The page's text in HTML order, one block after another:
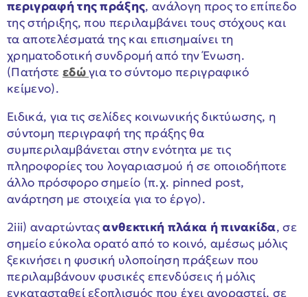
περιγραφή της πράξης, ανάλογη προς το επίπεδο
της στήριξης, που περιλαμβάνει τους στόχους και
τα αποτελέσματά της και επισημαίνει τη
χρηματοδοτική συνδρομή από την Ένωση.
(Πατήστε εδώγια το σύντομο περιγραφικό
κείμενο).
Ειδικά, για τις σελίδες κοινωνικής δικτύωσης, η
σύντομη περιγραφή της πράξης θα
συμπεριλαμβάνεται στην ενότητα με τις
πληροφορίες του λογαριασμού ή σε οποιοδήποτε
άλλο πρόσφορο σημείο (π.χ. pinned post,
ανάρτηση με στοιχεία για το έργο).
2iii) αναρτώνταςανθεκτική πλάκα ή πινακίδα, σε
σημείο εύκολα ορατό από το κοινό, αμέσως μόλις
ξεκινήσει η φυσική υλοποίηση πράξεων που
περιλαμβάνουν φυσικές επενδύσεις ή μόλις
εγκατασταθεί εξοπλισμός που έχει αγοραστεί, σε